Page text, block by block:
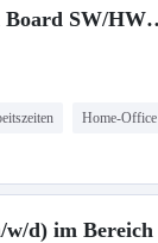
Board SW/HW
Home-Office
w/d) im Bereich